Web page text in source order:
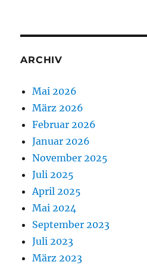
ARCHIV
Mai 2026
März 2026
Februar 2026
Januar 2026
November 2025
Juli 2025
April 2025
Mai 2024
September 2023
Juli 2023
März 2023